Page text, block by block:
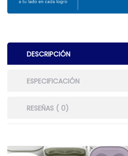
DESCRIPCIÓN
ESPECIFICACIÓN
RESEÑAS ( 0)